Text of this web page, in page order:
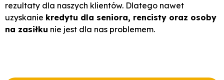
rezultaty dla naszych klientów. Dlatego nawet
uzyskanie kredytu dla seniora, rencisty oraz osoby
na zasiłku nie jest dla nas problemem.